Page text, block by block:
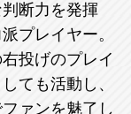
断力を発揮
プレイヤー。
投げのプレイ
ても活動し、
ァンを魅了し